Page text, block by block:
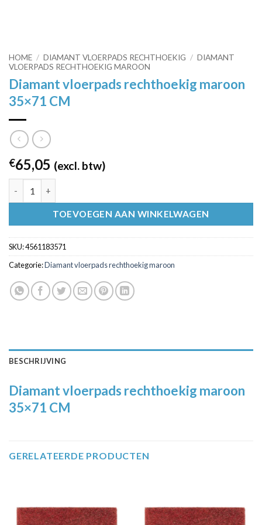
HOME / DIAMANT VLOERPADS RECHTHOEKIG / DIAMANT
VLOERPADS RECHTHOEKIG MAROON
Diamant vloerpads rechthoekig maroon
35×71 CM
€65,05 (excl. btw)
TOEVOEGEN AAN WINKELWAGEN
SKU:4561183571
Categorie:Diamant vloerpads rechthoekig maroon
BESCHRIJVING
Diamant vloerpads rechthoekig maroon
35×71 CM
GERELATEERDE PRODUCTEN